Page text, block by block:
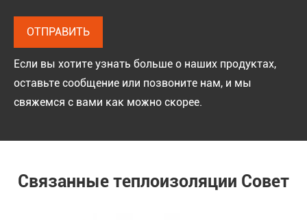
Если вы хотите узнать больше о наших продуктах,
оставьте сообщение или позвоните нам, и мы
свяжемся с вами как можно скорее.
Связанные теплоизоляции Совет